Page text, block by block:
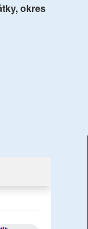
okres